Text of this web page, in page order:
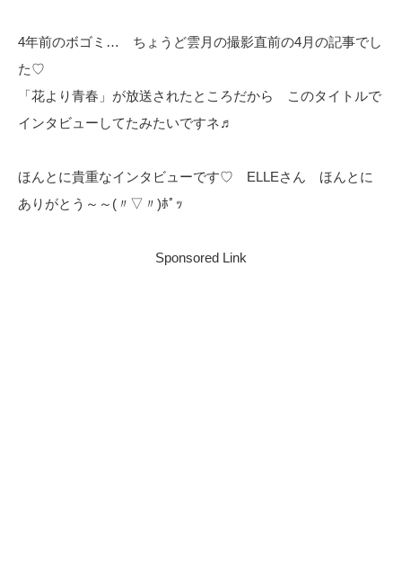
4年前のボゴミ… ちょうど雲月の撮影直前の4月の記事でし
た♡
「花より青春」が放送されたところだから このタイトルで
インタビューしてたみたいですネ♬
ほんとに貴重なインタビューです♡ ELLEさん ほんとに
ありがとう～～(〃▽〃)ﾎﾟｯ
Sponsored Link